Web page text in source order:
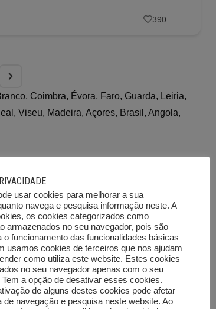
390
Coimbra, Évora, Faro, Guarda, Leiria,
Viseu, Madeira, Açores, Brasil, Angola,
Braga
573
Bragança
43
usar cookies para melhorar a sua
navega e pesquisa informação neste. A
os cookies categorizados como
armazenados no seu navegador, pois são
o funcionamento das funcionalidades básicas
usamos cookies de terceiros que nos ajudam
como utiliza este website. Estes cookies
no seu navegador apenas com o seu
a opção de desativar esses cookies.
de alguns destes cookies pode afetar
de navegação e pesquisa neste website. Ao